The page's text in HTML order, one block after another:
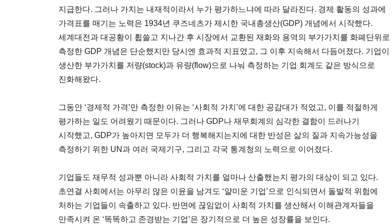
지급한다. 그러나 가치는 내재적이라서 누가 평가하느냐에 따라 달라진다. 경제 활동의 성과에
가격표를 매기는 노력은 1934년 쿠즈네츠가 제시한 국내총생산(GDP) 개념에서 시작했다.
세계대전과 대공황이 휩쓸고 지나간 후 시장에서 교환된 재화와 용역의 부가가치를 화폐단위로
측정한 GDP 개념은 단순했지만 당시엔 효과적 지표였고, 그 이후 지속해서 다듬어졌다. 기업이
생산한 부가가치를 저량(stock)과 유량(flow)으로 나눠 측정하는 기업 회계도 같은 방식으로
진화해왔다.
그동안 ‘경제적 가격’만 측정한 이유는 ‘사회적 가치’에 대한 공감대가 적었고, 이를 적절하게
평가하는 일도 어려웠기 때문이다. 그러나 GDP나 재무회계의 심각한 결함이 드러나기
시작했고, GDP가 높아지면 모두가 더 행복해지는지에 대한 반성은 삶의 질과 지속가능성을
측정하기 위한 UN과 여러 국제기구, 그리고 각국 통계청의 노력으로 이어졌다.
기업들도 재무적 성과뿐 아니라 사회적 가치를 얼마나 산출했는지 평가의 대상이 되고 있다.
초연결 사회에서는 아무리 많은 이윤을 남겨도 ‘얄미운 기업’으로 인식되면서 돌발적 위험에
처하는 기업들이 속출하고 있다. 반면에 끊임없이 사회적 가치를 생산해서 이해관계자들을
만족시켜 온 ‘똑똑하고 존경받는 기업’은 장기적으로 더 높은 성장률을 보인다.